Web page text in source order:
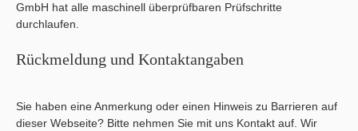
GmbH hat alle maschinell überprüfbaren Prüfschritte
durchlaufen.
Rückmeldung und Kontaktangaben
Sie haben eine Anmerkung oder einen Hinweis zu Barrieren auf
dieser Webseite? Bitte nehmen Sie mit uns Kontakt auf. Wir